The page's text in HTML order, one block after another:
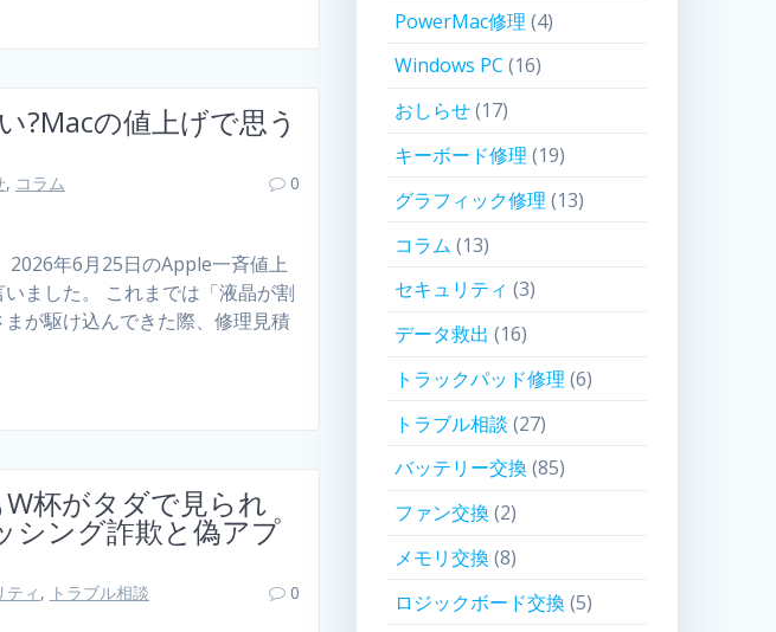
?Macの値上げで思う
, コラム
0
2026年6月25日のApple一斉値上
ました。 これまでは「液晶が割
が駆け込んできた際、修理見積
W杯がタダで見られ
シング詐欺と偽アプ
ティ , トラブル相談
0
PowerMac修理 (4)
Windows PC (16)
おしらせ(17)
キーボード修理 (19)
グラフィック修理 (13)
コラム (13)
セキュリティ (3)
データ救出 (16)
トラックパッド修理 (6)
トラブル相談 (27)
バッテリー交換 (85)
ファン交換 (2)
メモリ交換 (8)
ロジックボード交換 (5)